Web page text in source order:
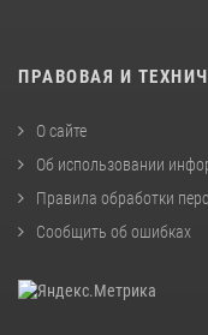
ПРАВОВАЯ И
О сайте
Об использовании
Правила обработки
Сообщить об ошибках